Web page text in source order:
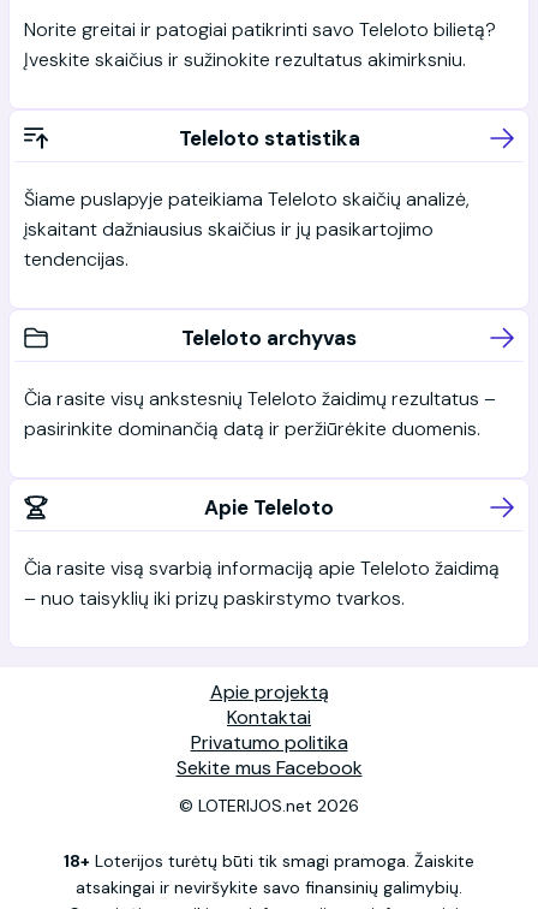
Norite greitai ir patogiai patikrinti savo Teleloto bilietą?
Įveskite skaičius ir sužinokite rezultatus akimirksniu.
Teleloto statistika
Šiame puslapyje pateikiama Teleloto skaičių analizė,
įskaitant dažniausius skaičius ir jų pasikartojimo
tendencijas.
Teleloto archyvas
Čia rasite visų ankstesnių Teleloto žaidimų rezultatus –
pasirinkite dominančią datą ir peržiūrėkite duomenis.
Apie Teleloto
Čia rasite visą svarbią informaciją apie Teleloto žaidimą
– nuo taisyklių iki prizų paskirstymo tvarkos.
Apie projektą
Kontaktai
Privatumo politika
Sekite mus Facebook
© LOTERIJOS.net 2026
18+ Loterijos turėtų būti tik smagi pramoga. Žaiskite
atsakingai ir neviršykite savo finansinių galimybių.